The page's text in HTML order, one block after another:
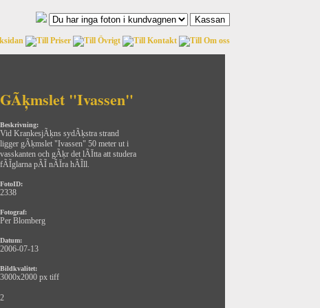
GÃķmslet "Ivassen"
Beskrivning:
Vid KrankesjÃķns sydÃķstra strand
ligger gÃķmslet "Ivassen" 50 meter ut i
vasskanten och gÃķr det lÃĪtta att studera
fÃĨglarna pÃĨ nÃĪra hÃĨll.
FotoID:
2338
Fotograf:
Per Blomberg
Datum:
2006-07-13
Bildkvalitet:
3000x2000 px tiff
2